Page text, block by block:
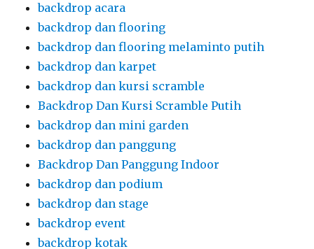
backdrop acara
backdrop dan flooring
backdrop dan flooring melaminto putih
backdrop dan karpet
backdrop dan kursi scramble
Backdrop Dan Kursi Scramble Putih
backdrop dan mini garden
backdrop dan panggung
Backdrop Dan Panggung Indoor
backdrop dan podium
backdrop dan stage
backdrop event
backdrop kotak